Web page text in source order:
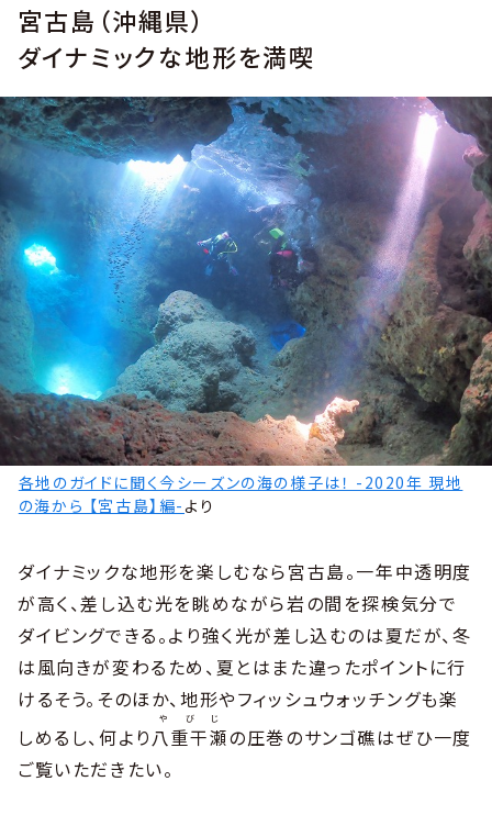
宮古島（沖縄県）
ダイナミックな地形を満喫
各地のガイドに聞く今シーズンの海の様子は！ -2020年 現地
の海から 【宮古島】編- より
ダイナミックな地形を楽しむなら宮古島。一年中透明度
が高く、差し込む光を眺めながら岩の間を探検気分で
ダイビングできる。より強く光が差し込むのは夏だが、冬
は風向きが変わるため、夏とはまた違ったポイントに行
けるそう。そのほか、地形やフィッシュウォッチングも楽
しめるし、何より八重干瀬
やびじ
の圧巻のサンゴ礁はぜひ一度
ご覧いただきたい。